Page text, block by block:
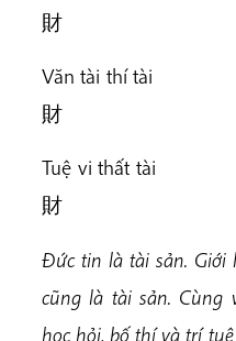
財
Văn tài
財
Tuệ vi
財
Đức tin là tài sản. Giới
cũng là tài sản.
học hỏi, bố thí và trí